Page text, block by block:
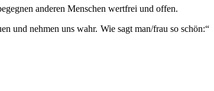
anderen Menschen wertfrei und offen.
und nehmen uns wahr. Wie sagt man/frau so schön:“